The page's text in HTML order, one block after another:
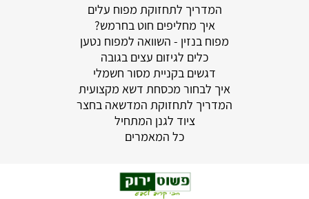
המדריך לתחזוקת מפוח עלים
איך מחליפים חוט בחרמש?
מפוח בנזין - השוואה למפוח נטען
כלים לגיזום עצים בגובה
דגשים בקניית מסור חשמלי
איך לבחור מכסחת דשא מקצועית
המדריך לתחזוקת המדשאה בחצר
ציוד לגנן המתחיל
כל המאמרים